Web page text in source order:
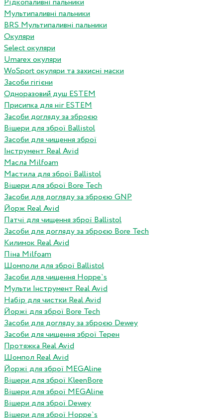
Рідкопаливні пальники
Мультипаливні пальники
BRS Мультипаливні пальники
Окуляри
Select окуляри
Umarex окуляри
WoSport окуляри та захисні маски
Засоби гігієни
Одноразовий душ ESTEM
Присипка для ніг ESTEM
Засоби догляду за зброєю
Вішери для зброї Ballistol
Засоби для чищення зброї
Інструмент Real Avid
Масла Milfoam
Мастила для зброї Ballistol
Вішери для зброї Bore Tech
Засоби для догляду за зброєю GNP
Йорж Real Avid
Патчі для чищення зброї Ballistol
Засоби для догляду за зброєю Bore Tech
Килимок Real Avid
Піна Milfoam
Шомполи для зброї Ballistol
Засоби для чищення Hoppe`s
Мульти Інструмент Real Avid
Набір для чистки Real Avid
Йоржі для зброї Bore Tech
Засоби для догляду за зброєю Dewey
Засоби для чищення зброї Терен
Протяжка Real Avid
Шомпол Real Avid
Йоржі для зброї MEGAline
Вішери для зброї KleenBore
Вішери для зброї MEGAline
Вішери для зброї Dewey
Вішери для зброї Hoppe`s